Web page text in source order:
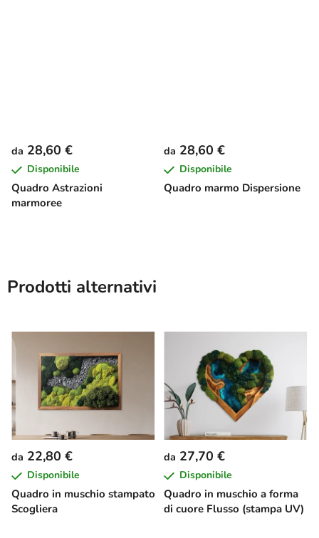
Quadro Astrazioni
marmoree
da 28,60 €
Disponibile
Quadro marmo Dispersione
da 28,60 €
Disponibile
Prodotti alternativi
Quadro in muschio stampato
Scogliera
da 22,80 €
Disponibile
Quadro in muschio a forma
di cuore Flusso (stampa UV)
da 27,70 €
Disponibile